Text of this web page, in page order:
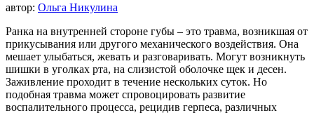
автор: Ольга Никулина
Ранка на внутренней стороне губы – это травма, возникшая от
прикусывания или другого механического воздействия. Она
мешает улыбаться, жевать и разговаривать. Могут возникнуть
шишки в уголках рта, на слизистой оболочке щек и десен.
Заживление проходит в течение нескольких суток. Но
подобная травма может спровоцировать развитие
воспалительного процесса, рецидив герпеса, различных